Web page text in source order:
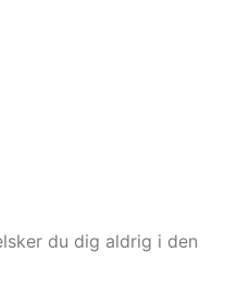
du dig aldrig i den